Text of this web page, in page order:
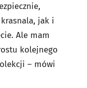
krasnala, jak i
Ale mam
kolejnego
– mówi